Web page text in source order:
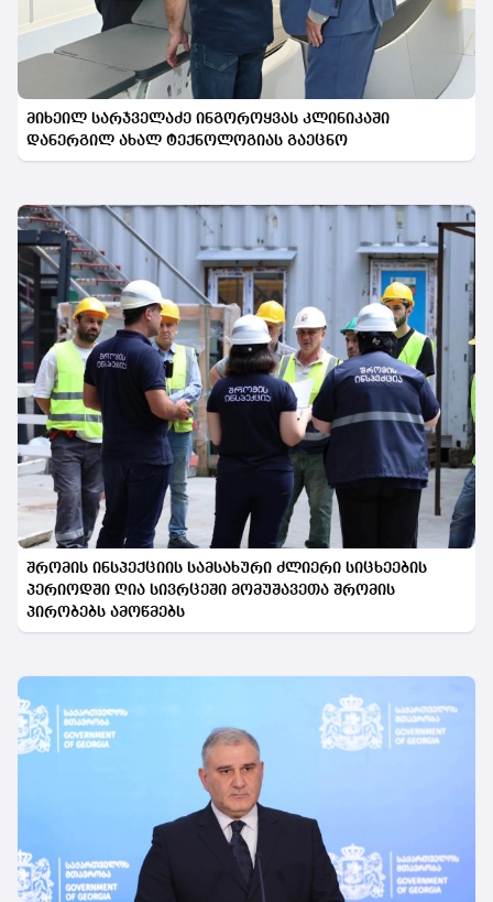
მიხეილ სარჯველაძე ინგოროყვას კლინიკაში
დანერგილ ახალ ტექნოლოგიას გაეცნო
შრომის ინსპექციის სამსახური ძლიერი სიცხეების
პერიოდში ღია სივრცეში მომუშავეთა შრომის
პირობებს ამოწმებს